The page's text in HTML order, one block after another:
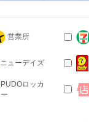
営業所
ニューデイズ
PUDOロッカ
ー